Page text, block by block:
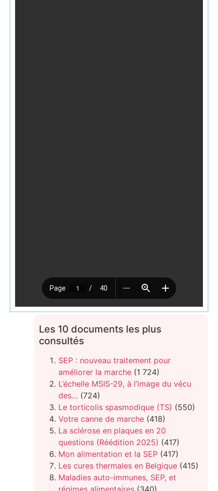
Les 10 documents les plus
consultés
SEP : nouveau traitement pour
améliorer la marche (1 724)
L’échelle MSIS-29, à l’image du vécu
des… (724)
Le torticolis spasmodique (TS) (550)
Votre canne de marche (418)
La sclérose en plaques en 20
questions (Réédition 2025) (417)
Mon alimentation et la SEP (417)
Les cures thermales en Belgique (415)
Maladies auto-immunes, SEP, et
régimes alimentaires (340)